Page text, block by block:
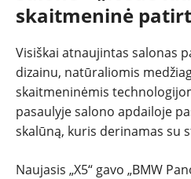
skaitmeninė
Visiškai atnaujintas salonas
dizainu, natūraliomis
skaitmeninėmis
pasaulyje salono apdailoje
skalūną, kuris derinamas su
Naujasis „X5“ gavo „BMW